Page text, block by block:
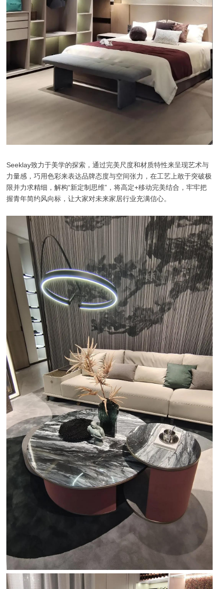
Seeklay致力于美学的探索，通过完美尺度和材质特性来呈现艺术与
力量感，巧用色彩来表达品牌态度与空间张力，在工艺上敢于突破极
限并力求精细，解构“新定制思维”，将高定+移动完美结合，牢牢把
握青年简约风向标，让大家对未来家居行业充满信心。